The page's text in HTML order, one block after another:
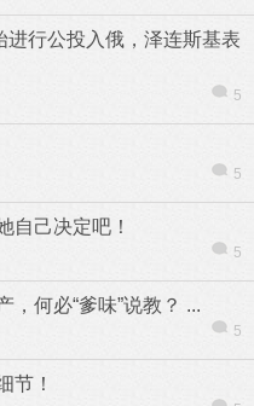
行公投入俄，泽连斯基表
5
5
自己决定吧！
5
，何必“爹味”说教？ ...
5
节！